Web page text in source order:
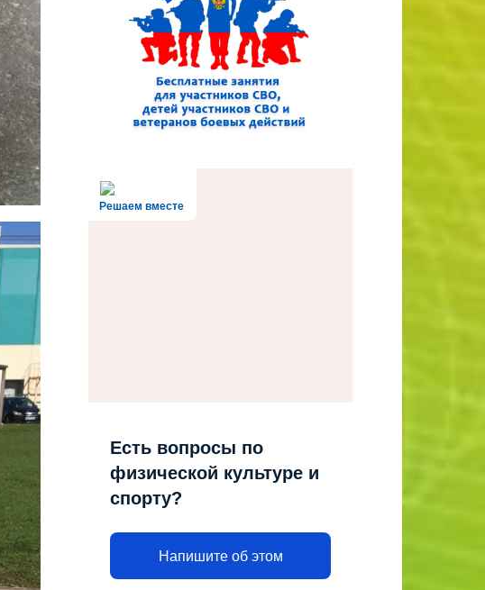
Решаем вместе
Есть вопросы по
физической культуре и
спорту?
Напишите об этом